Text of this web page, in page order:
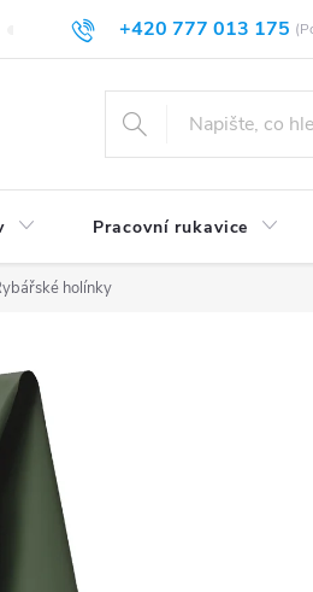
+420 777 013 175
Možnosti vrácení Velikostní tabulky
Pracovní rukavice
holínky